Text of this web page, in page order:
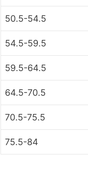
50.5-54.5
54.5-59.5
59.5-64.5
64.5-70.5
70.5-75.5
75.5-84